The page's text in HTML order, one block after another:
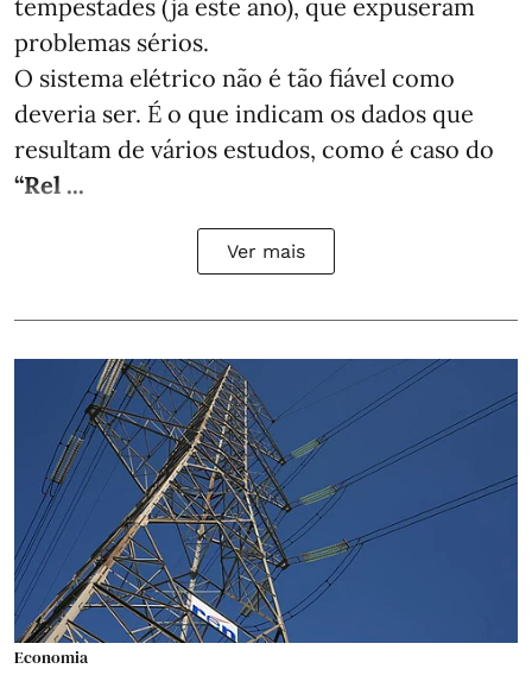
tempestades (já este ano), que expuseram
problemas sérios.
O sistema elétrico não é tão fiável como
deveria ser. É o que indicam os dados que
resultam de vários estudos, como é caso do
“Rel ...
Ver mais
Economia